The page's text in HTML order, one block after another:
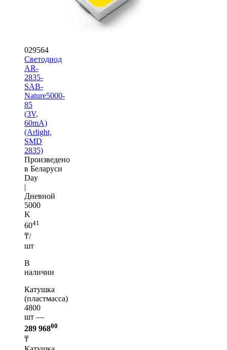
029564
Светодиод
AR-
2835-
SAB-
Nature5000-
85
(3V,
60mA)
(Arlight,
SMD
2835)
Произведено
в Беларуси
Day
|
Дневной
5000
K
6041
₸/
шт
В
наличии
Катушка
(пластмасса)
4800
шт —
289 96800
₸